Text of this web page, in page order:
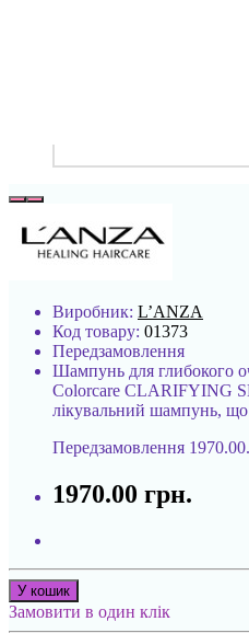
Виробник: L’ANZA
Код товару: 01373
Передзамовлення
Шампунь для глибокого
Colorcare CLARIFYING
лікувальний шампунь, що
Передзамовлення 1970.00.
1970.00 грн.
У кошик
Замовити в один клік